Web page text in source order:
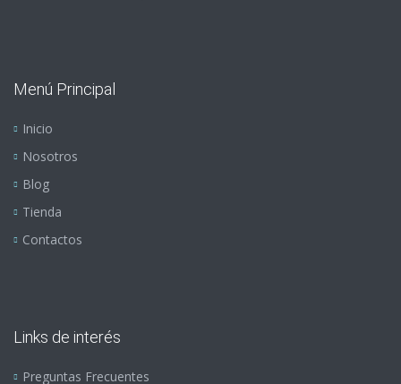
Menú Principal
Inicio
Nosotros
Blog
Tienda
Contactos
Links de interés
Preguntas Frecuentes